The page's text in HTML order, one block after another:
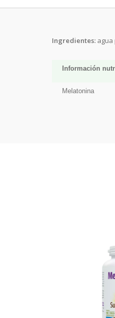
Ingredientes: agua
Información
Melatonina